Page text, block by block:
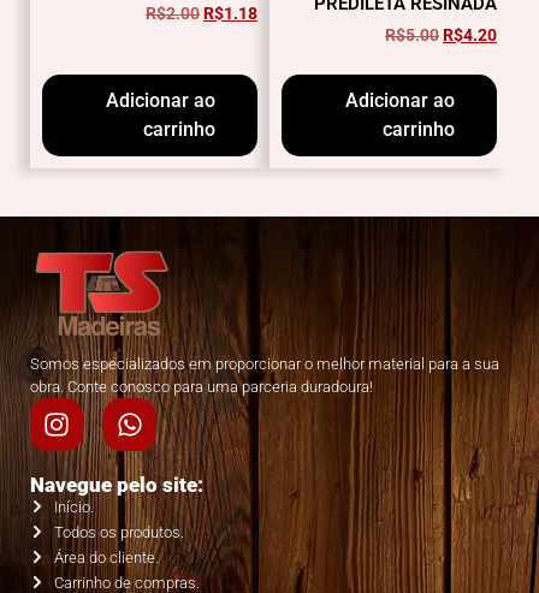
R$2.00R$1.18
Adicionar ao
carrinho
R$5.00R$4.20
Adicionar ao
carrinho
Somos especializados em proporcionar o melhor material para a sua
obra. Conte conosco para uma parceria duradoura!
Navegue pelo site:
Início.
Todos os produtos.
Área do cliente.
Carrinho de compras.